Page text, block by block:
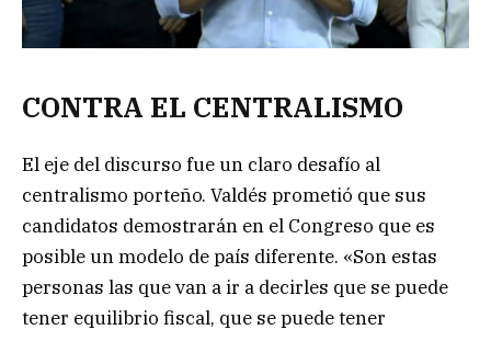
CONTRA EL CENTRALISMO
El eje del discurso fue un claro desafío al
centralismo porteño. Valdés prometió que sus
candidatos demostrarán en el Congreso que es
posible un modelo de país diferente. «Son estas
personas las que van a ir a decirles que se puede
tener equilibrio fiscal, que se puede tener